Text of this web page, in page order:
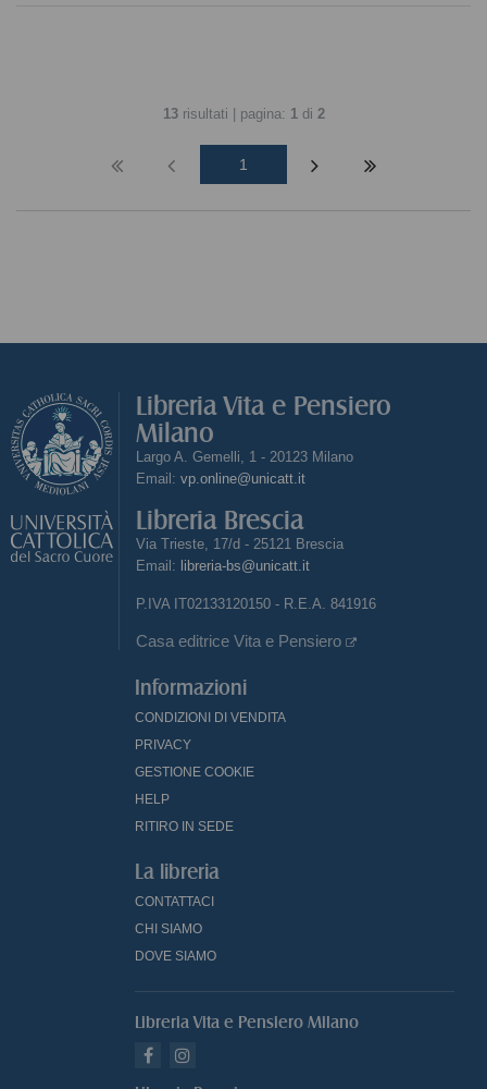
13risultati | pagina: 1di 2
1
Libreria Vita e Pensiero
Milano
Largo A. Gemelli, 1 - 20123 Milano
Email: vp.online@unicatt.it
Libreria Brescia
Via Trieste, 17/d - 25121 Brescia
Email: libreria-bs@unicatt.it
P.IVA IT02133120150 - R.E.A. 841916
Casa editrice Vita e Pensiero
Informazioni
CONDIZIONI DI VENDITA
PRIVACY
GESTIONE COOKIE
HELP
RITIRO IN SEDE
La libreria
CONTATTACI
CHI SIAMO
DOVE SIAMO
Libreria Vita e Pensiero Milano